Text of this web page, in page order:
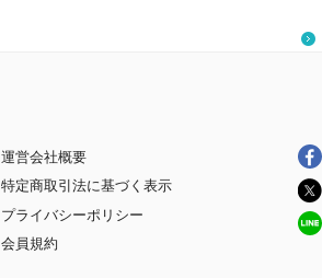
運営会社概要
特定商取引法に基づく表示
プライバシーポリシー
会員規約